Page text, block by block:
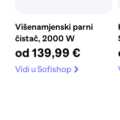
Višenamjenski parni
čistač, 2000 W
od 139,99 €
Vidi u Sofishop